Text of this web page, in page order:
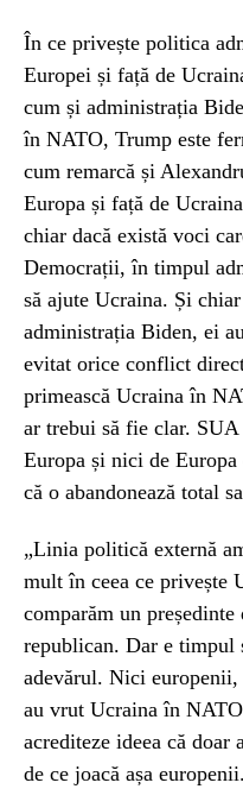
În ce privește politica
Europei și față de
cum și administrația
în NATO, Trump este
cum remarcă și
Europa și față de
chiar dacă există voci
Democrații, în timpul
să ajute Ucraina. Și
administrația Biden, ei
evitat orice conflict
primească Ucraina în
ar trebui să fie clar.
Europa și nici de Europa
că o abandonează total
„Linia politică externă
mult în ceea ce privește
comparăm un
republican. Dar e timpul
adevărul. Nici
au vrut Ucraina în
acrediteze ideea că
de ce joacă așa